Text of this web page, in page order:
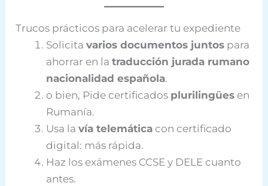
Trucos prácticos para acelerar tu expediente
Solicitavarios documentos juntos para
ahorrar en latraducción jurada rumano
nacionalidad española.
o bien, Pide certificados plurilingües en
Rumanía.
Usa lavía telemática con certificado
digital: más rápida.
Haz los exámenes CCSE y DELE cuanto
antes.